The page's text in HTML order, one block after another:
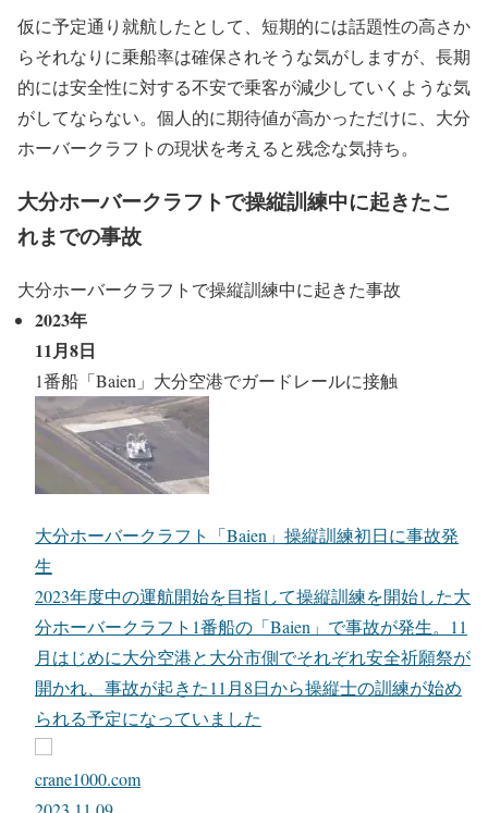
仮に予定通り就航したとして、短期的には話題性の高さか
らそれなりに乗船率は確保されそうな気がしますが、長期
的には安全性に対する不安で乗客が減少していくような気
がしてならない。個人的に期待値が高かっただけに、大分
ホーバークラフトの現状を考えると残念な気持ち。
大分ホーバークラフトで操縦訓練中に起きたこ
れまでの事故
大分ホーバークラフトで操縦訓練中に起きた事故
2023年
11月8日
1番船「Baien」大分空港でガードレールに接触
大分ホーバークラフト「Baien」操縦訓練初日に事故発
生
2023年度中の運航開始を目指して操縦訓練を開始した大
分ホーバークラフト1番船の「Baien」で事故が発生。11
月はじめに大分空港と大分市側でそれぞれ安全祈願祭が
開かれ、事故が起きた11月8日から操縦士の訓練が始め
られる予定になっていました
crane1000.com